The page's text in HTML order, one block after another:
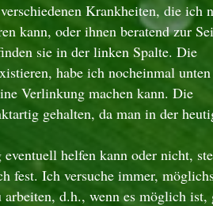
Krankheiten, die ich
kann, oder ihnen beratend zur
sie in der linken Spalte. Die
habe ich nocheinmal unten
Verlinkung machen kann. Die
gehalten, da man in der
helfen kann oder nicht,
fest. Ich versuche immer,
d.h., wenn es möglich ist,